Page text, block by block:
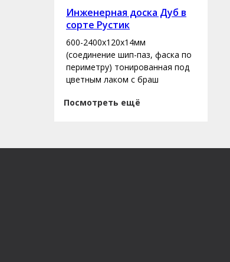
Инженерная доска Дуб в
сорте Рустик
600-2400х120х14мм
(соединение шип-паз, фаска по
периметру) тонированная под
цветным лаком с браш
Посмотреть ещё